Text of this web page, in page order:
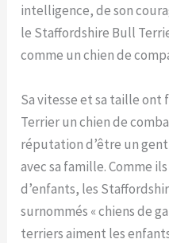
intelligence, de son
le Staffordshire Bull
comme un chien de
Sa vitesse et sa taille
Terrier un chien de
réputation d’être un
avec sa famille. Comme
d’enfants, les
surnommés « chiens de
terriers aiment les